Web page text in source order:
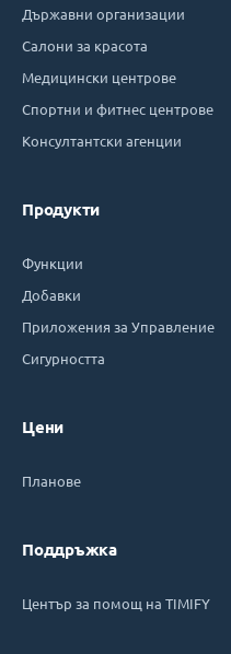
Държавни организации
Салони за красота
Медицински центрове
Спортни и фитнес центрове
Консултантски агенции
Продукти
Функции
Добавки
Приложения за Управление
Сигурността
Цени
Планове
Поддръжка
Център за помощ на TIMIFY